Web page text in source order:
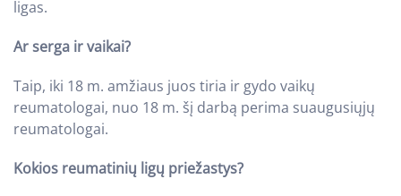
ligas.
Ar serga ir vaikai?
Taip, iki 18 m. amžiaus juos tiria ir gydo vaikų
reumatologai, nuo 18 m. šį darbą perima suaugusiųjų
reumatologai.
Kokios reumatinių ligų priežastys?